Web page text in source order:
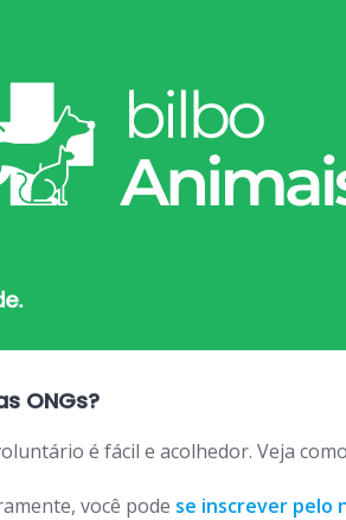
ONGs?
é fácil e acolhedor. Veja
você pode se inscrever pelo